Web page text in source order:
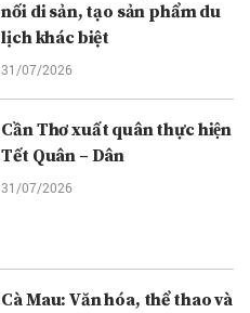
nối di sản, tạo sản phẩm du
lịch khác biệt
31/07/2026
Cần Thơ xuất quân thực hiện
Tết Quân – Dân
31/07/2026
Cà Mau: Văn hóa, thể thao và